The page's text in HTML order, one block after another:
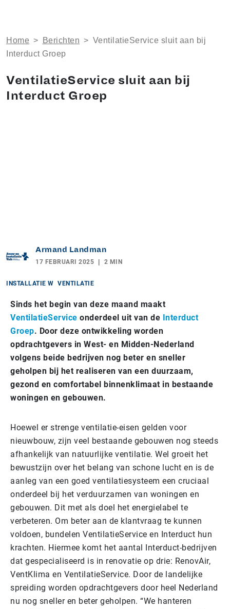
Home > Berichten > VentilatieService sluit aan bij
Interduct Groep
VentilatieService sluit aan bij
Interduct Groep
Armand Landman
17 FEBRUARI 2025 2 MIN
INSTALLATIE W VENTILATIE
Sinds het begin van deze maand maakt
VentilatieService onderdeel uit van de Interduct
Groep. Door deze ontwikkeling worden
opdrachtgevers in West- en Midden-Nederland
volgens beide bedrijven nog beter en sneller
geholpen bij het realiseren van een duurzaam,
gezond en comfortabel binnenklimaat in bestaande
woningen en gebouwen.
Hoewel er strenge ventilatie-eisen gelden voor
nieuwbouw, zijn veel bestaande gebouwen nog steeds
afhankelijk van natuurlijke ventilatie. Wel groeit het
bewustzijn over het belang van schone lucht en is de
aanleg van een goed ventilatiesysteem een cruciaal
onderdeel bij het verduurzamen van woningen en
gebouwen. Dit met als doel het energielabel te
verbeteren. Om beter aan de klantvraag te kunnen
voldoen, bundelen VentilatieService en Interduct hun
krachten. Hiermee komt het aantal Interduct-bedrijven
dat gespecialiseerd is in renovatie op drie: RenovAir,
VentKlima en VentilatieService. Door de landelijke
spreiding worden opdrachtgevers door heel Nederland
nu nog sneller en beter geholpen. “We hanteren